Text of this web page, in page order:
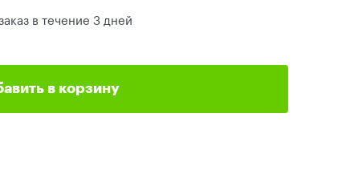
в течение 3 дней
в корзину